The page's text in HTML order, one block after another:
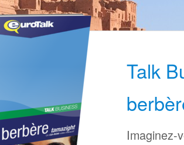
Talk
Imaginez-